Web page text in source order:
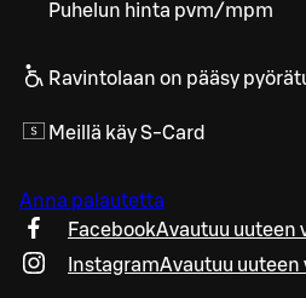
Puhelun hinta pvm/mpm
Ravintolaan on pääsy
Meillä käy S-Card
Anna palautetta
FacebookAvautuu uuteen
InstagramAvautuu uuteen